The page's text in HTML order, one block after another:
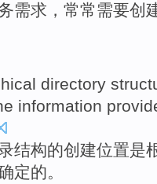
需求 ， 常常需要创
directory
information
结构的创建位置是
定的。